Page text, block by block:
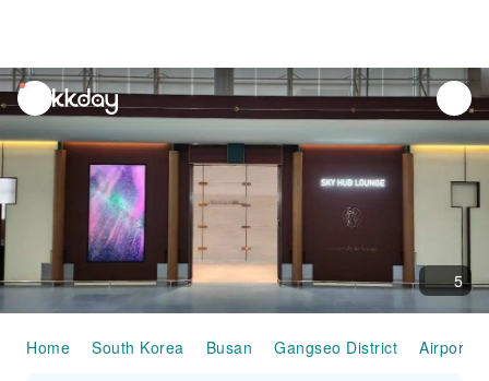
unread
notifications
5
Home South Korea Busan Gangseo District Airport